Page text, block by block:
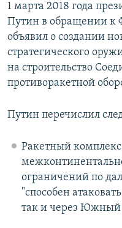
1 марта 2018 года
Путин в обращении к
объявил о создании
стратегического
на строительство
противоракетной
Путин перечислил
Ракетный
ограничений по
"способен
так и через Южный